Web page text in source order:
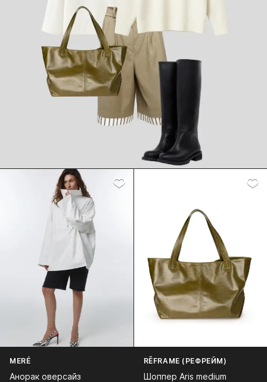
MERÉ
Анорак оверсайз
RĒFRAME (РЕФРЕЙМ)
Шоппер Aris medium